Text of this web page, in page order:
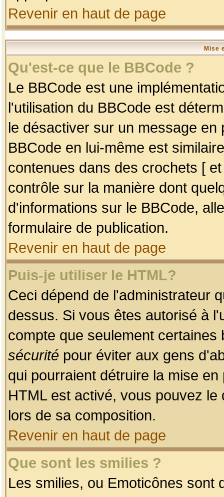
Revenir en haut de page
Mise
Qu'est-ce que le BBCode ?
Le BBCode est une
l'utilisation du BBCode est
le désactiver sur un message
BBCode en lui-même est
contenues dans des crochets [
contrôle sur la manière dont
d'informations sur le BBCode,
formulaire de publication.
Revenir en haut de page
Puis-je utiliser le HTML?
Ceci dépend de l'administrateur
dessus. Si vous êtes autorisé à
compte que seulement
sécurité pour éviter aux gens
qui pourraient détruire la mise
HTML est activé, vous pouvez
lors de sa composition.
Revenir en haut de page
Que sont les smilies ?
Les smilies, ou Emoticônes sont